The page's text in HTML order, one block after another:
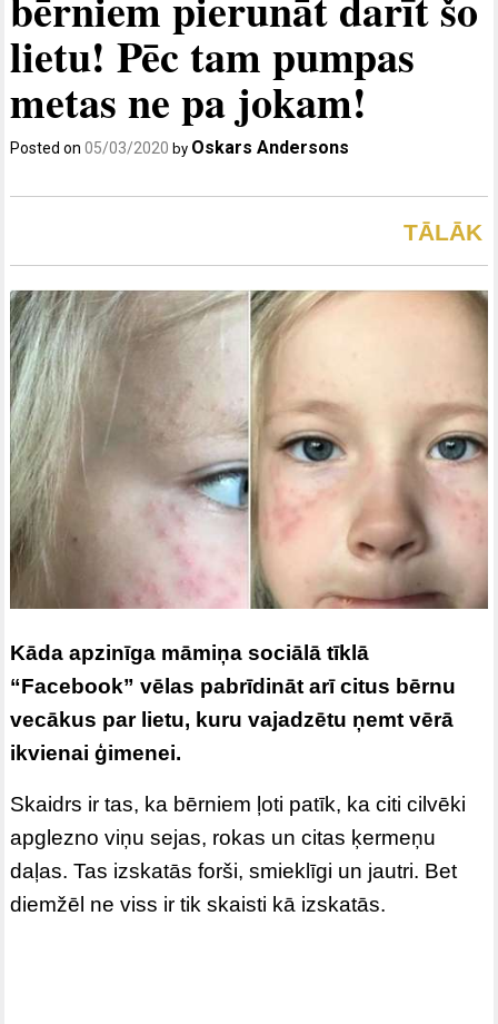
lietu! Pēc tam pumpas
metas ne pa jokam!
Posted on05/03/2020 by Oskars Andersons
TĀLĀK
Kāda apzinīga māmiņa sociālā tīklā
“Facebook” vēlas pabrīdināt arī citus bērnu
vecākus par lietu, kuru vajadzētu ņemt vērā
ikvienai ģimenei.
Skaidrs ir tas, ka bērniem ļoti patīk, ka citi cilvēki
apglezno viņu sejas, rokas un citas ķermeņu
daļas. Tas izskatās forši, smieklīgi un jautri. Bet
diemžēl ne viss ir tik skaisti kā izskatās.